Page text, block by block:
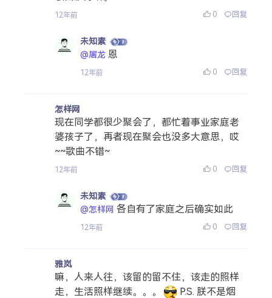
12年前 0 回复
未知素
@屠龙 恩
12年前 0 回复
怎样网
现在同学都很少聚会了，都忙着事业家庭老
婆孩子了，再者现在聚会也没多大意思，哎
~~歌曲不错~
12年前 0 回复
未知素
@怎样网 各自有了家庭之后确实如此
12年前 0 回复
雅岚
嘛，人来人往，该留的留不住，该走的照样
走，生活照样继续。。。
P.S. 朕不是烟